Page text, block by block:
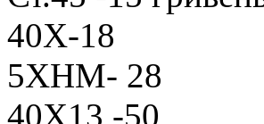
40Х-18
5ХНМ- 28
40Х13 -50